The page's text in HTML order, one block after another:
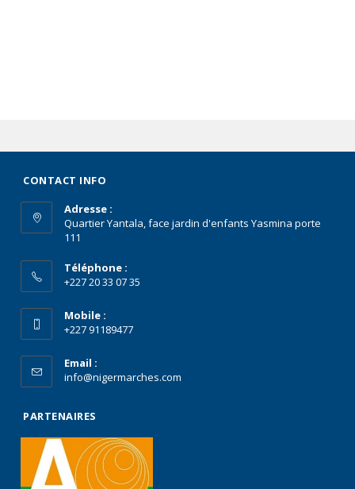
CONTACT INFO
Adresse :
Quartier Yantala, face jardin d'enfants Yasmina porte
111
Téléphone :
+227 20 33 07 35
Mobile :
+227 91189477
Email :
info@nigermarches.com
PARTENAIRES